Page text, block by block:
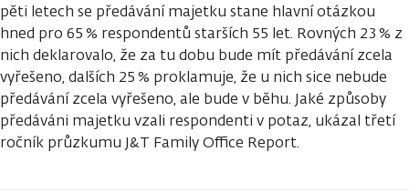
pěti letech se předávání majetku stane hlavní otázkou
hned pro 65 % respondentů starších 55 let. Rovných 23 % z
nich deklarovalo, že za tu dobu bude mít předávání zcela
vyřešeno, dalších 25 % proklamuje, že u nich sice nebude
předávání zcela vyřešeno, ale bude v běhu. Jaké způsoby
předáváni majetku vzali respondenti v potaz, ukázal třetí
ročník průzkumu J&T Family Office Report.